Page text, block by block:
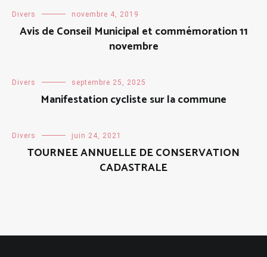
Divers novembre 4, 2019
Avis de Conseil Municipal et commémoration 11
novembre
Divers septembre 25, 2025
Manifestation cycliste sur la commune
Divers juin 24, 2021
TOURNEE ANNUELLE DE CONSERVATION
CADASTRALE